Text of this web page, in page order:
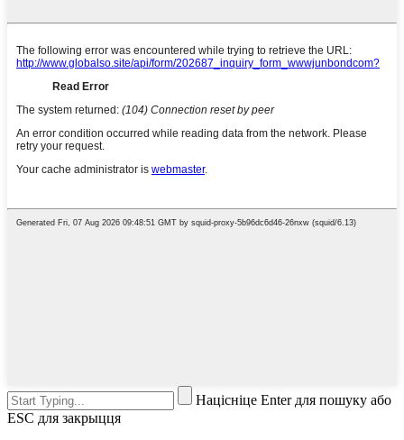
Націсніце Enter для пошуку або
ESC для закрыцця